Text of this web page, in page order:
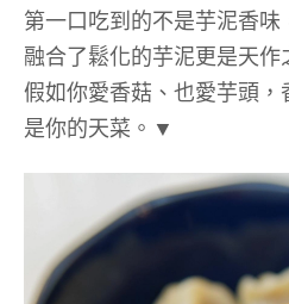
第一口吃到的不是芋泥香味
融合了鬆化的芋泥更是天作
假如你愛香菇、也愛芋頭
是你的天菜。▼